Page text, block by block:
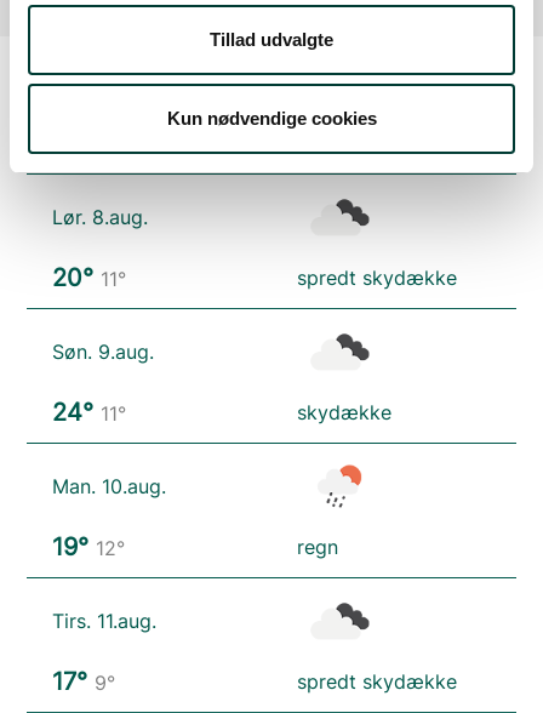
Tillad udvalgte
Kun nødvendige cookies
Lør. 8.aug.
20° 11° spredt skydække
Søn. 9.aug.
24° 11° skydække
Man. 10.aug.
19° 12° regn
Tirs. 11.aug.
17° 9° spredt skydække